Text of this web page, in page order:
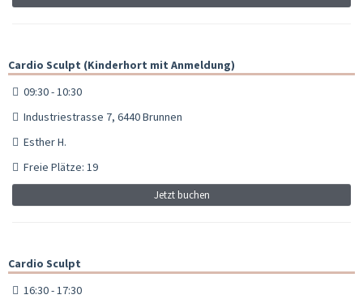
Cardio Sculpt (Kinderhort mit Anmeldung)
09:30 - 10:30
Industriestrasse 7, 6440 Brunnen
Esther H.
Freie Plätze: 19
Jetzt buchen
Cardio Sculpt
16:30 - 17:30